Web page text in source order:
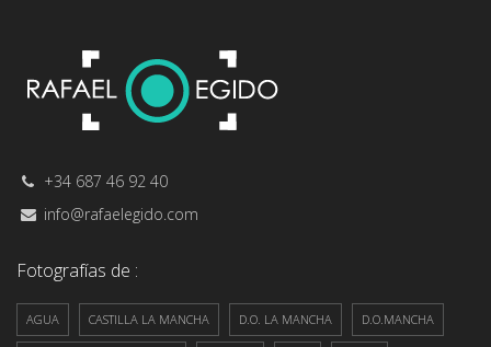
+34 687 46 92 40
info@rafaelegido.com
Fotografías de :
AGUA CASTILLA LA MANCHA D.O. LA MANCHA D.O.MANCHA